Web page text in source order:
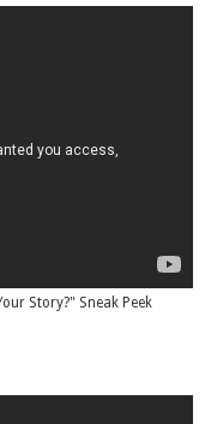
Story?" Sneak Peek